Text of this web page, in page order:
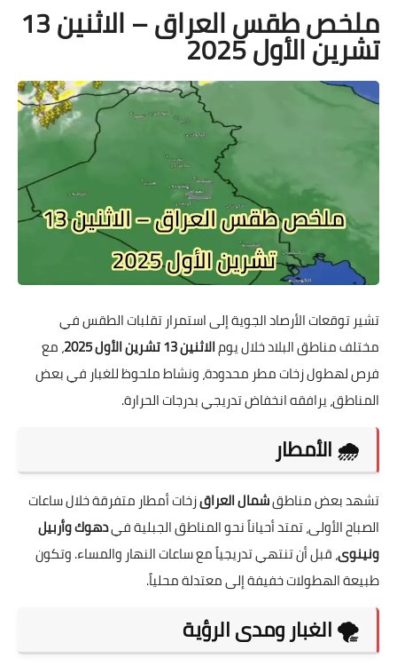
ملخص طقس العراق – الاثنين 13
تشرين الأول 2025
تشير توقعات الأرصاد الجوية إلى استمرار تقلبات الطقس في
مختلف مناطق البلاد خلال يومالاثنين 13 تشرين الأول 2025
، مع
فرص لهطول زخات مطر محدودة، ونشاط ملحوظ للغبار في بعض
المناطق، يرافقه انخفاض تدريجي بدرجات الحرارة.
🌧️ الأمطار
تشهد بعض مناطقشمال العراقزخات أمطار متفرقة خلال ساعات
الصباح الأولى، تمتد أحياناً نحو المناطق الجبلية فيدهوك وأربيل
ونينوى، قبل أن تنتهي تدريجياً مع ساعات النهار والمساء. وتكون
طبيعة الهطولات خفيفة إلى معتدلة محلياً.
🌪️ الغبار ومدى الرؤية